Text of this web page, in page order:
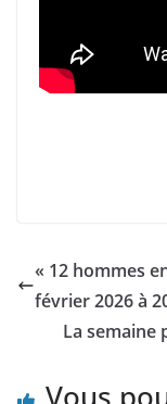
« 12 hommes
février 2026 à
La semaine